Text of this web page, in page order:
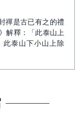
禪是古已有之的禮
解釋：「此泰山上
泰山下小山上除